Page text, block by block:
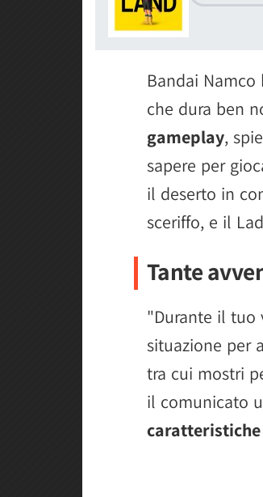
Bandai
che dura ben
gameplay,
sapere per
il deserto in
sceriffo, e il
Tante
"Durante il tuo
situazione per
tra cui mostri
il comunicato